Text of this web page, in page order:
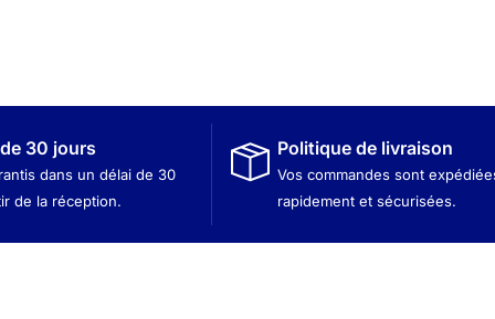
30 jours
dans un délai de 30
de la réception.
Politique de livraison
Vos commandes sont
rapidement et sécurisées.